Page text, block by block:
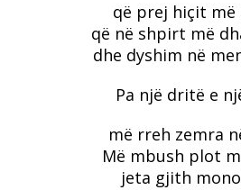
që prej hiçit më
që në shpirt më
dhe dyshim në
Pa një dritë e
më rreh zemra
Më mbush plot
jeta gjith